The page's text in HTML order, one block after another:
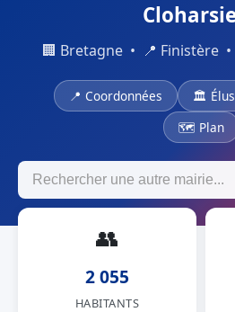
🏢 Bretagne • 📍 Finistère
📍 Coordonnées 🏛 Élus
🗺 Plan
👥
2 055
HABITANTS